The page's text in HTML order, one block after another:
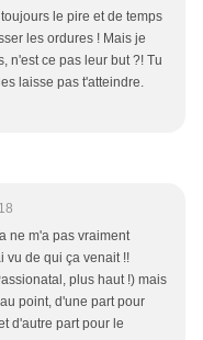
le pire et de temps
les ordures ! Mais je
n'est ce pas leur but ?! Tu
laisse pas t'atteindre.
ne m'a pas vraiment
vu de qui ça venait !!
plus haut !) mais
point, d'une part pour
d'autre part pour le